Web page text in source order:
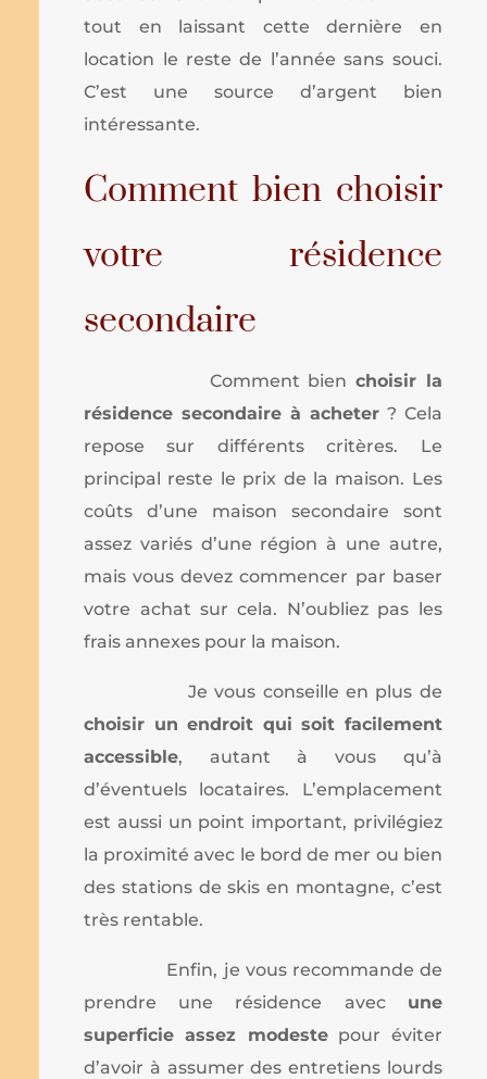
tout en laissant cette dernière en
location le reste de l’année sans souci.
C’est une source d’argent bien
intéressante.
Comment bien choisir
votre résidence
secondaire
Comment bienchoisir la
résidence secondaire à acheter? Cela
repose sur différents critères. Le
principal reste le prix de la maison. Les
coûts d’une maison secondaire sont
assez variés d’une région à une autre,
mais vous devez commencer par baser
votre achat sur cela. N’oubliez pas les
frais annexes pour la maison.
Je vous conseille en plus de
choisir un endroit qui soit facilement
accessible, autant à vous qu’à
d’éventuels locataires. L’emplacement
est aussi un point important, privilégiez
la proximité avec le bord de mer ou bien
des stations de skis en montagne, c’est
très rentable.
Enfin, je vous recommande de
prendre une résidence avec une
superficie assez modestepour éviter
d’avoir à assumer des entretiens lourds